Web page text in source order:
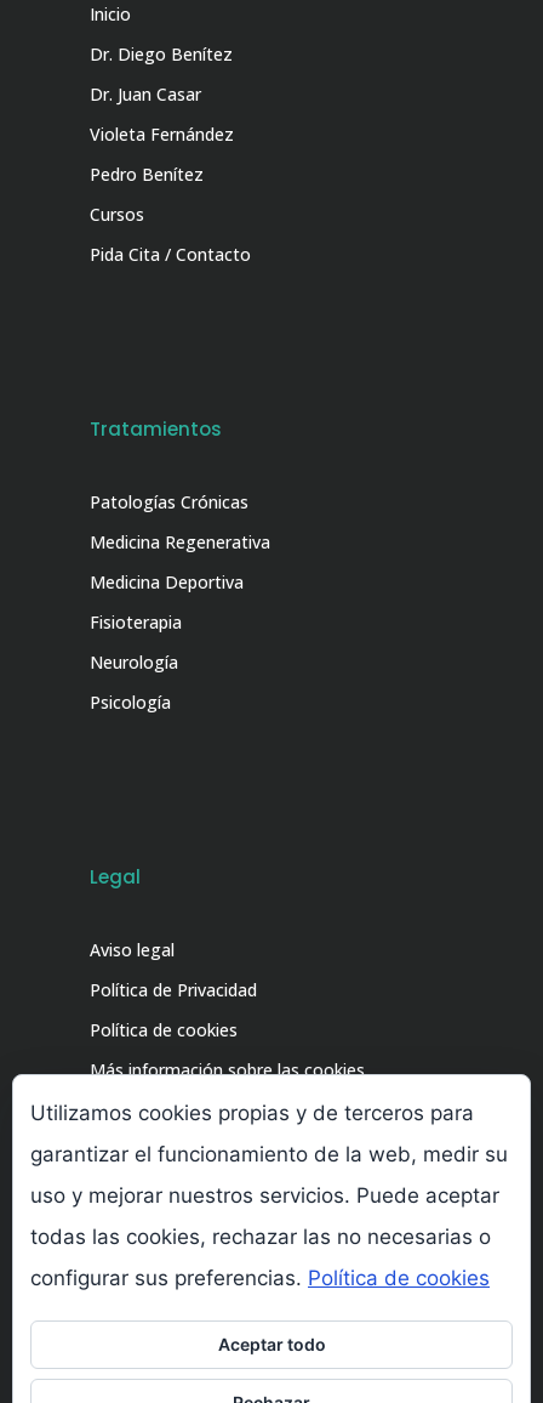
Inicio
Dr. Diego Benítez
Dr. Juan Casar
Violeta Fernández
Pedro Benítez
Cursos
Pida Cita / Contacto
Tratamientos
Patologías Crónicas
Medicina Regenerativa
Medicina Deportiva
Fisioterapia
Neurología
Psicología
Legal
Aviso legal
Política de Privacidad
Política de cookies
Más información sobre las cookies
©2024 Clínica del Dolor Sinalgia – Todos los
derechos reservados.
Utilizamos cookies propias y de terceros para
garantizar el funcionamiento de la web, medir su
uso y mejorar nuestros servicios. Puede aceptar
todas las cookies, rechazar las no necesarias o
configurar sus preferencias. Política de cookies
Aceptar todo